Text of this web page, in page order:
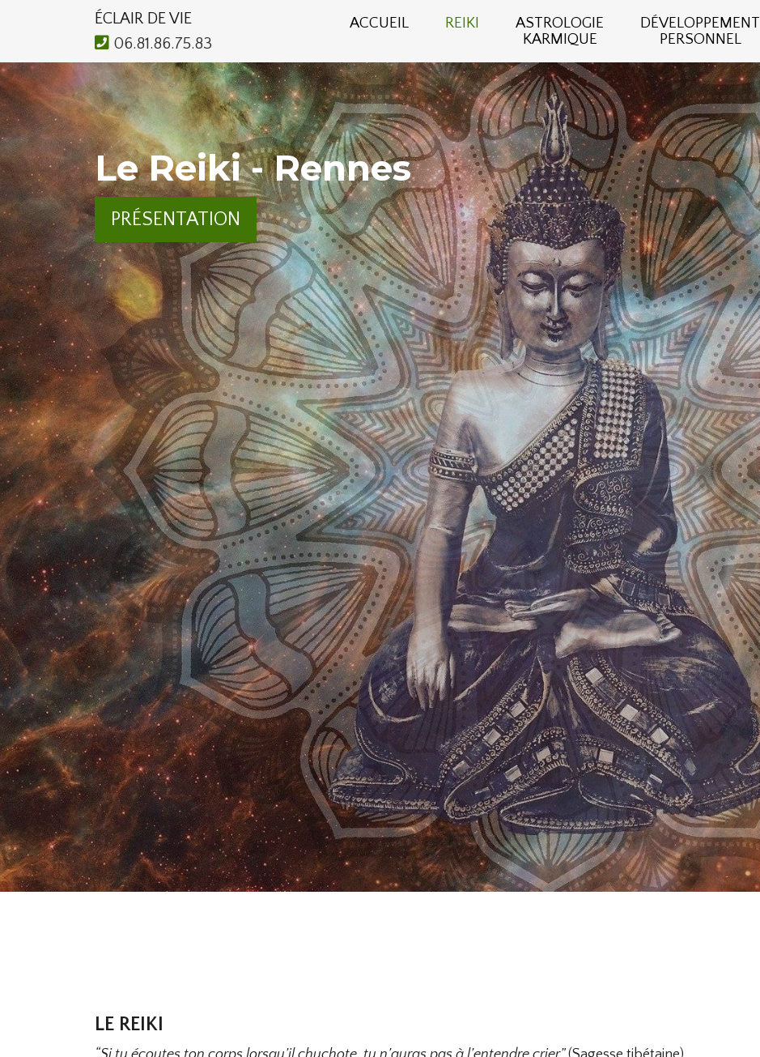
ÉCLAIR DE VIE
06.81.86.75.83
ACCUEIL REIKI
ASTROLOGIE
KARMIQUE
DÉVELOPPEMENT
PERSONNEL
Le Reiki - Rennes
PRÉSENTATION
LE REIKI